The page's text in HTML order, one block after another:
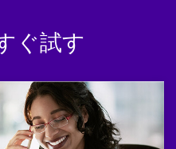
ぐ試す